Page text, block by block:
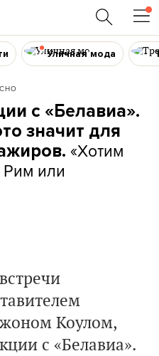
Уличная мода
с «Белавиа».
значит для
«Хотим
Рим или
Коулом,
с «Белавиа».